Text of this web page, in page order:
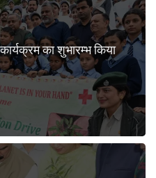
का शुभारम्भ किया